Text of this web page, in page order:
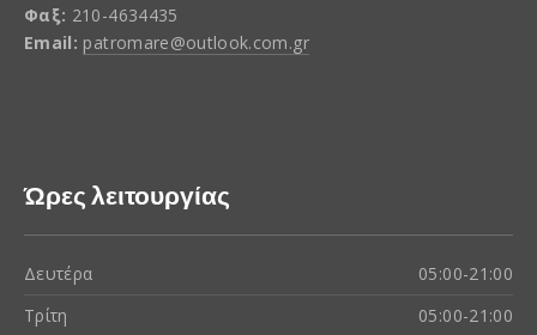
Φαξ: 210-4634435
Email: patromare@outlook.com.gr
Ώρες λειτουργίας
Δευτέρα
05:00-21:00
Τρίτη
05:00-21:00